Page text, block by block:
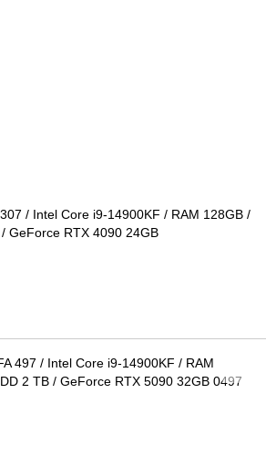
307 / Intel Core i9-14900KF / RAM 128GB /
SSD 2 TB / HDD 2 TB / GeForce RTX 4090 24GB